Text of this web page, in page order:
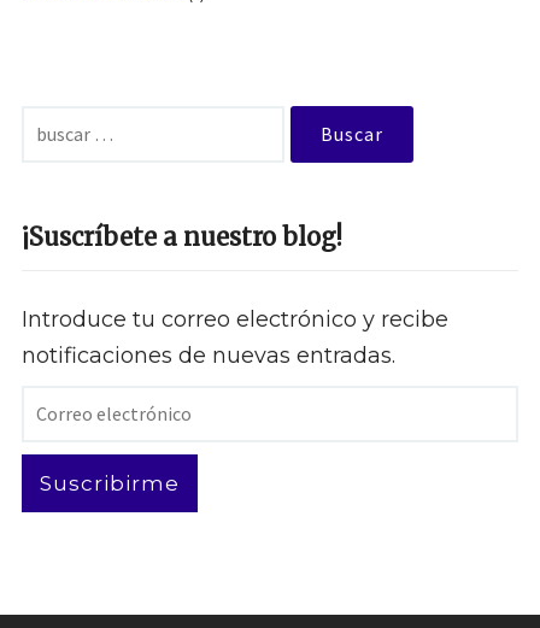
¡Suscríbete a nuestro blog!
Introduce tu correo electrónico y recibe
notificaciones de nuevas entradas.
Correo
Suscribirme